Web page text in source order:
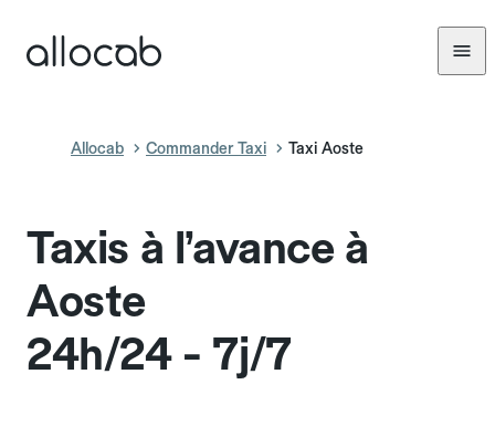
Allocab Commander Taxi Taxi Aoste
Taxis à l’avance à
Aoste
24h/24 - 7j/7